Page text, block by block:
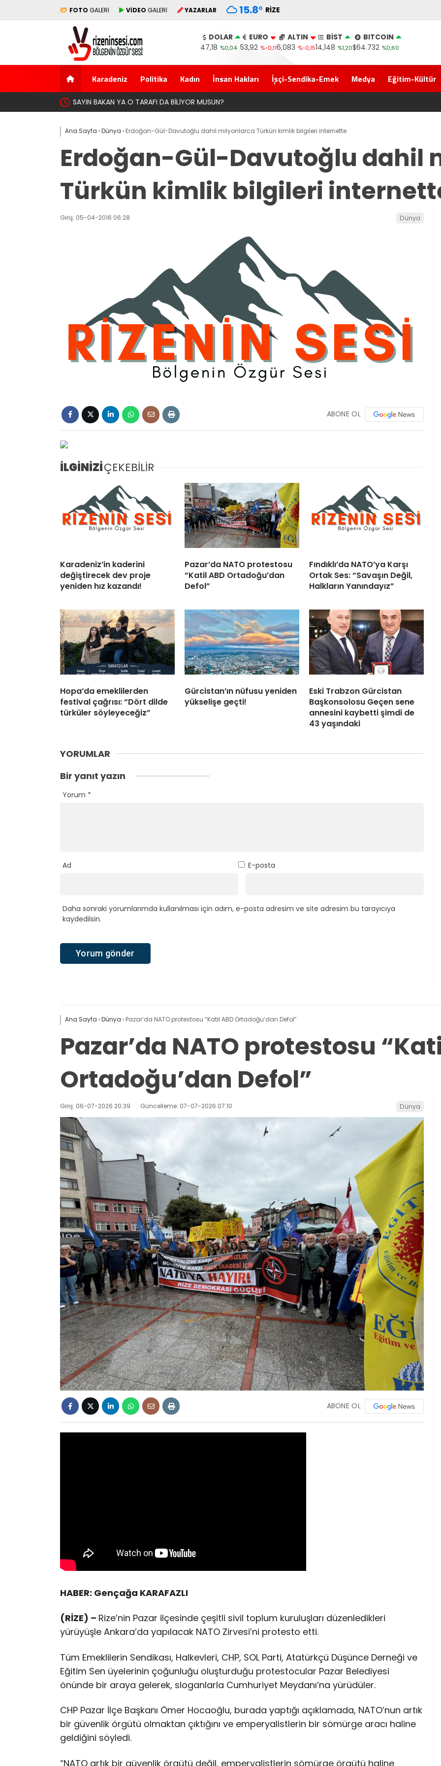
FOTO GALERİ VİDEO GALERİ YAZARLAR 15.8° RIZE
DOLAR
47,18 %0,04
EURO
53,92 %-0,11
ALTIN
6,083 %-0,15
BİST
14,148 %1,20
BITCOIN
$64.732 %0,60
Karadeniz Politika Kadın İnsan Hakları İşçi-Sendika-Emek Medya Eğitim-Kültür
SAYIN BAKAN YA O TARAFI DA BİLİYOR MUSUN?
Ana Sayfa ›Dünya › Erdoğan-Gül-Davutoğlu dahil milyonlarca Türkün kimlik bilgileri internette
Erdoğan-Gül-Davutoğlu dahil
Türkün kimlik bilgileri
Giriş: 05-04-2016 06:28 Dünya
ABONE OL
İLGİNİZİÇEKEBİLİR
Karadeniz’in kaderini
değiştirecek dev proje
yeniden hız kazandı!
Pazar’da NATO protestosu
“Katil ABD Ortadoğu’dan
Defol”
Fındıklı’da NATO’ya Karşı
Ortak Ses: “Savaşın Değil,
Halkların Yanındayız”
Hopa’da emeklilerden
festival çağrısı: “Dört dilde
türküler söyleyeceğiz”
Gürcistan’ın nüfusu yeniden
yükselişe geçti!
Eski Trabzon Gürcistan
Başkonsolosu Geçen sene
annesini kaybetti şimdi de
43 yaşındaki
YORUMLAR
Bir yanıt yazın
Yorum *
Ad E-posta
Daha sonraki yorumlarımda kullanılması için adım, e-posta adresim ve site adresim bu tarayıcıya
kaydedilsin.
Ana Sayfa ›Dünya › Pazar’da NATO protestosu “Katil ABD Ortadoğu’dan Defol”
Pazar’da NATO protestosu
Ortadoğu’dan Defol”
Giriş: 06-07-2026 20:39 Güncelleme: 07-07-2026 07:10 Dünya
ABONE OL
HABER: Gençağa KARAFAZLI
(RİZE) – Rize’nin Pazar ilçesinde çeşitli sivil toplum kuruluşları düzenledikleri
yürüyüşle Ankara’da yapılacak NATO Zirvesi’ni protesto etti.
Tüm Emeklilerin Sendikası, Halkevleri, CHP, SOL Parti, Atatürkçü Düşünce Derneği ve
Eğitim Sen üyelerinin çoğunluğu oluşturduğu protestocular Pazar Belediyesi
önünde bir araya gelerek, sloganlarla Cumhuriyet Meydanı’na yürüdüler.
CHP Pazar İlçe Başkanı Ömer Hocaoğlu, burada yaptığı açıklamada, NATO’nun artık
bir güvenlik örgütü olmaktan çıktığını ve emperyalistlerin bir sömürge aracı haline
geldiğini söyledi.
“NATO artık bir güvenlik örgütü değil, emperyalistlerin sömürge örgütü haline